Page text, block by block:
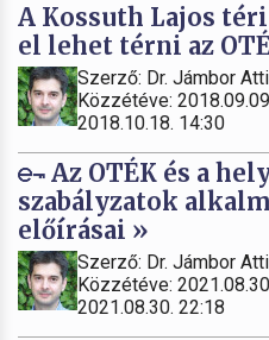
A Kossuth Lajos
el lehet térni az
Szerző: Dr. Jámbor
Közzétéve:
2018.10.18. 14:30
Az OTÉK és a
szabályzatok
előírásai »
Szerző: Dr. Jámbor
Közzétéve:
2021.08.30. 22:18